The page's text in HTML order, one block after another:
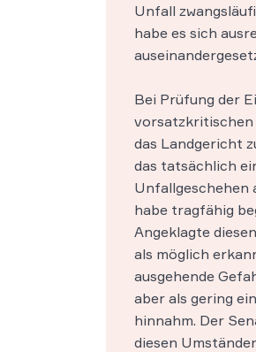
Unfall
habe es sich
Bei Prüfung der
vorsatzkritischen
das Landgericht
das tatsächlich
Unfallgeschehen
habe tragfähig
Angeklagte
als möglich
ausgehende
aber als gering
hinnahm. Der
diesen